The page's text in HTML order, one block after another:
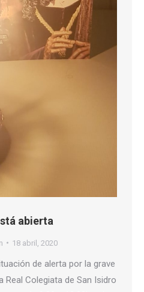
abierta
18 abril, 2020
de alerta por la grave
Real Colegiata de San Isidro